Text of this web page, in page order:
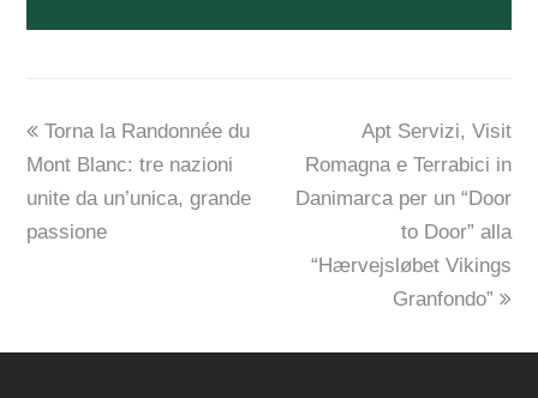
previous
post:
Torna la Randonnée du
Mont Blanc: tre nazioni
unite da un’unica, grande
passione
next
post:
Apt Servizi, Visit
Romagna e Terrabici in
Danimarca per un “Door
to Door” alla
“Hærvejsløbet Vikings
Granfondo”